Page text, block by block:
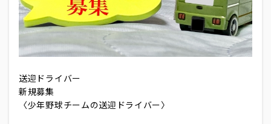
送迎ドライバー
新規募集
〈少年野球チームの送迎ドライバー〉